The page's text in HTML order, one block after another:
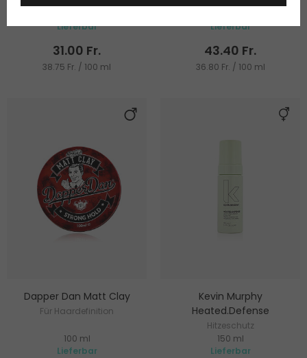
Lieferbar
31.00 Fr.
38.75 Fr. / 100 ml
Lieferbar
43.40 Fr.
36.80 Fr. / 100 ml
Dapper Dan Matt Clay
Für Haardefinition
100 ml
Lieferbar
Kevin Murphy
Heated.Defense
Hitzeschutz
150 ml
Lieferbar